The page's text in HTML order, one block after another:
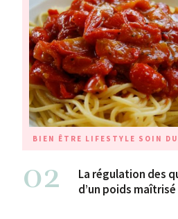
BIEN ÊTRE LIFESTYLE SOIN
02
La régulation des
d’un poids maîtrisé